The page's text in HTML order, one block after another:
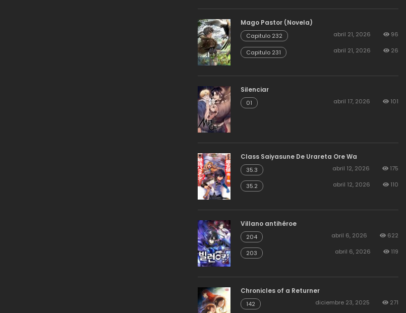
Mago Pastor (Novela)
Capitulo 232 abril 21, 2026 96
Capitulo 231 abril 21, 2026 26
Silenciar
01 abril 17, 2026 101
Class Saiyasune De Urareta Ore Wa
35.3 abril 12, 2026 175
35.2 abril 12, 2026 110
Villano antihéroe
204 abril 6, 2026 622
203 abril 6, 2026 119
Chronicles of a Returner
142 diciembre 23, 2025 271